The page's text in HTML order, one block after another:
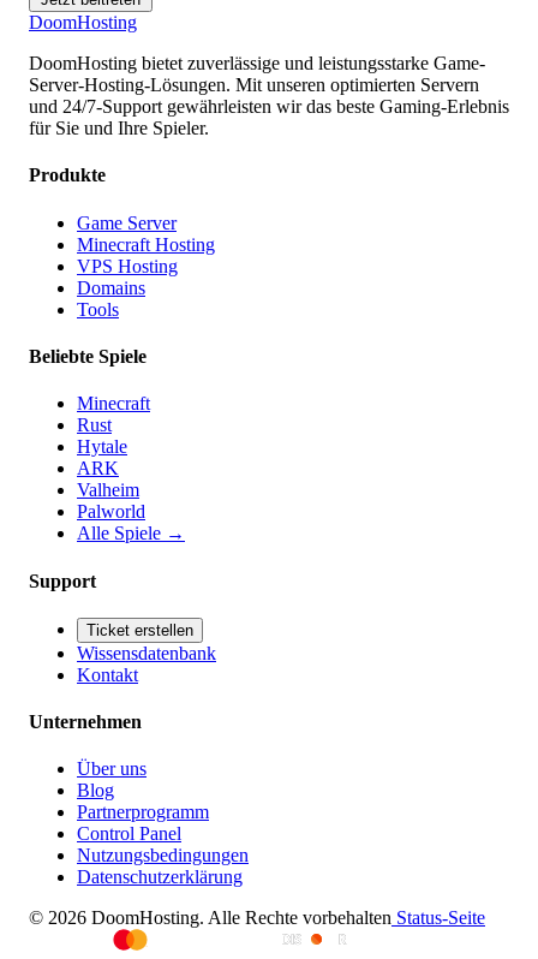
DoomHosting
DoomHosting bietet zuverlässige und leistungsstarke Game-
Server-Hosting-Lösungen. Mit unseren optimierten Servern
und 24/7-Support gewährleisten wir das beste Gaming-Erlebnis
für Sie und Ihre Spieler.
Produkte
Game Server
Minecraft Hosting
VPS Hosting
Domains
Tools
Beliebte Spiele
Minecraft
Rust
Hytale
ARK
Valheim
Palworld
Alle Spiele →
Support
Ticket erstellen
Wissensdatenbank
Kontakt
Unternehmen
Über uns
Blog
Partnerprogramm
Control Panel
Nutzungsbedingungen
Datenschutzerklärung
© 2026 DoomHosting. Alle Rechte vorbehalten Status-Seite